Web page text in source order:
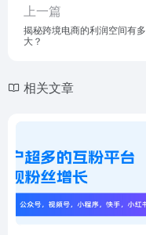
上一篇
揭秘跨境电商的利润空间有多
大？
相关文章